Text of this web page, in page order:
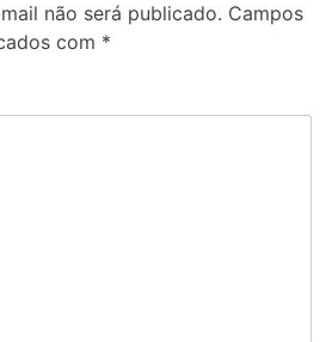
não será publicado. Campos
com *